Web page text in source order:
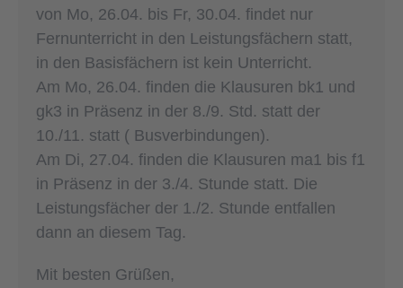
von Mo, 26.04. bis Fr, 30.04. findet nur
Fernunterricht in den Leistungsfächern statt,
in den Basisfächern ist kein Unterricht.
Am Mo, 26.04. finden die Klausuren bk1 und
gk3 in Präsenz in der 8./9. Std. statt der
10./11. statt ( Busverbindungen).
Am Di, 27.04. finden die Klausuren ma1 bis f1
in Präsenz in der 3./4. Stunde statt. Die
Leistungsfächer der 1./2. Stunde entfallen
dann an diesem Tag.
Mit besten Grüßen,